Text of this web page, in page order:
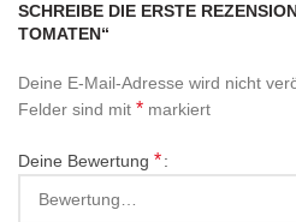
SCHREIBE DIE ERSTE
TOMATEN“
Deine E-Mail-Adresse wird nicht
Felder sind mit * markiert
Deine Bewertung *